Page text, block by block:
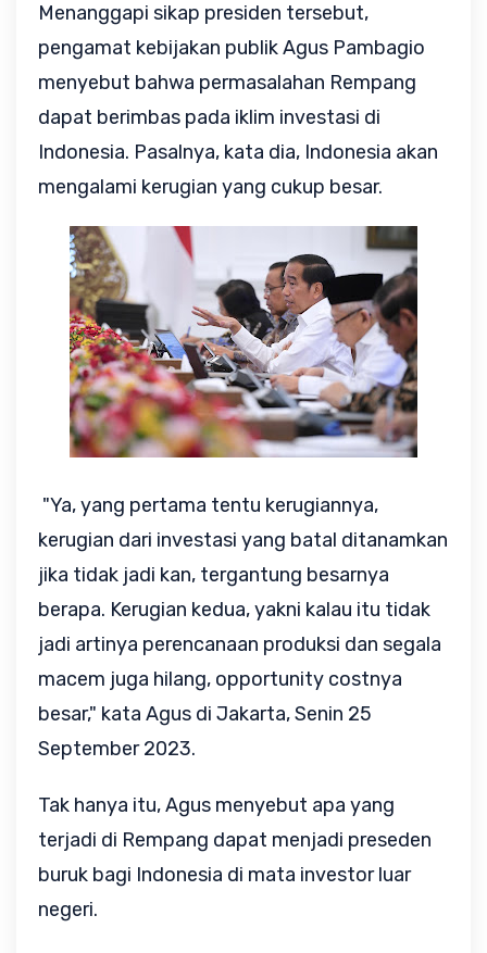
Menanggapi sikap presiden tersebut,
pengamat kebijakan publik Agus Pambagio
menyebut bahwa permasalahan Rempang
dapat berimbas pada iklim investasi di
Indonesia. Pasalnya, kata dia, Indonesia akan
mengalami kerugian yang cukup besar.
"Ya, yang pertama tentu kerugiannya,
kerugian dari investasi yang batal ditanamkan
jika tidak jadi kan, tergantung besarnya
berapa. Kerugian kedua, yakni kalau itu tidak
jadi artinya perencanaan produksi dan segala
macem juga hilang, opportunity costnya
besar," kata Agus di Jakarta, Senin 25
September 2023.
Tak hanya itu, Agus menyebut apa yang
terjadi di Rempang dapat menjadi preseden
buruk bagi Indonesia di mata investor luar
negeri.